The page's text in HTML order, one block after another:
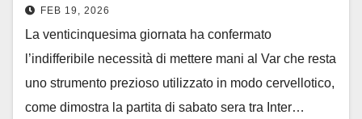
FEB 19, 2026
La venticinquesima giornata ha confermato
l’indifferibile necessità di mettere mani al Var che resta
uno strumento prezioso utilizzato in modo cervellotico,
come dimostra la partita di sabato sera tra Inter…